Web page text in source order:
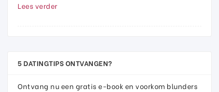
Lees verder
5 DATINGTIPS ONTVANGEN?
Ontvang nu een gratis e-book en voorkom blunders